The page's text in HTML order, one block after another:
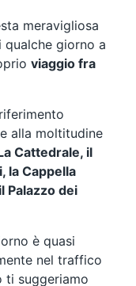
meravigliosa
giorno a
viaggio fra
alla moltitudine
Cattedrale, il
la Cappella
Palazzo dei
è quasi
nel traffico
ti suggeriamo